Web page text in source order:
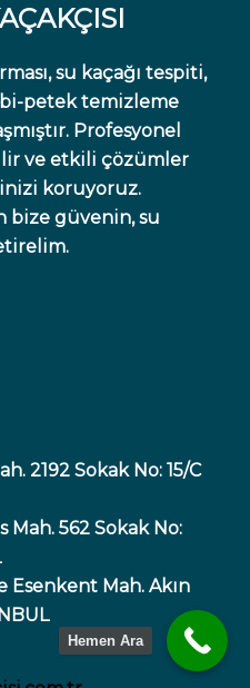
su kaçağı tespiti,
petek temizleme
Profesyonel
ve etkili çözümler
koruyoruz.
bize güvenin, su
2192 Sokak No: 15/C
Mah. 562 Sokak No:
Esenkent Mah. Akın
Hemen Ara